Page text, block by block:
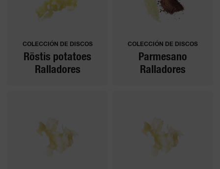
COLECCIÓN DE DISCOS
Röstis potatoes
Ralladores
COLECCIÓN DE DISCOS
Parmesano
Ralladores